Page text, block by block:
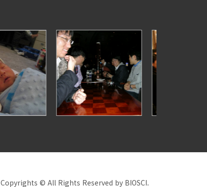
Copyrights © All Rights Reserved by BIOSCI.